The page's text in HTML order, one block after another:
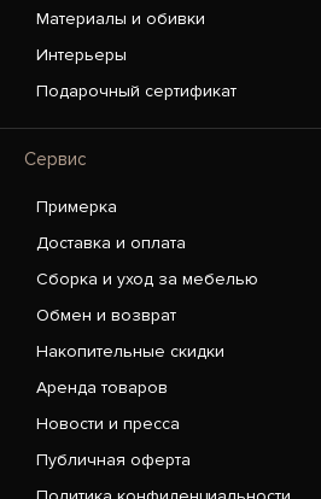
Материалы и обивки
Интерьеры
Подарочный сертификат
Сервис
Примерка
Доставка и оплата
Сборка и уход за мебелью
Обмен и возврат
Накопительные скидки
Аренда товаров
Новости и пресса
Публичная оферта